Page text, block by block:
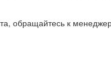
обращайтесь к